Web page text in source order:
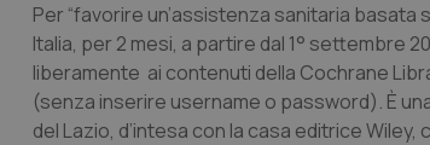
Per “favorire un’assistenza sanitaria
Italia, per 2 mesi, a partire dal 1° settembre
liberamente ai contenuti della Cochrane
(senza inserire username o password). È
del Lazio, d’intesa con la casa editrice